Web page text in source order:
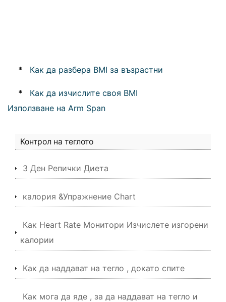
* Как да разбера BMI за възрастни
*
Как да изчислите своя BMI
Използване на Arm Span
Контрол на теглото
3 Ден Репички Диета
калория &Упражнение Chart
Как Heart Rate Монитори Изчислете изгорени
калории
Как да наддават на тегло , докато спите
Как мога да яде , за да наддават на тегло и